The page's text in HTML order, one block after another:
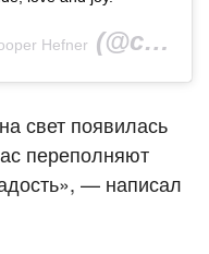
Hefner (@cooperhefner) on
свет появилась
переполняют
— написал